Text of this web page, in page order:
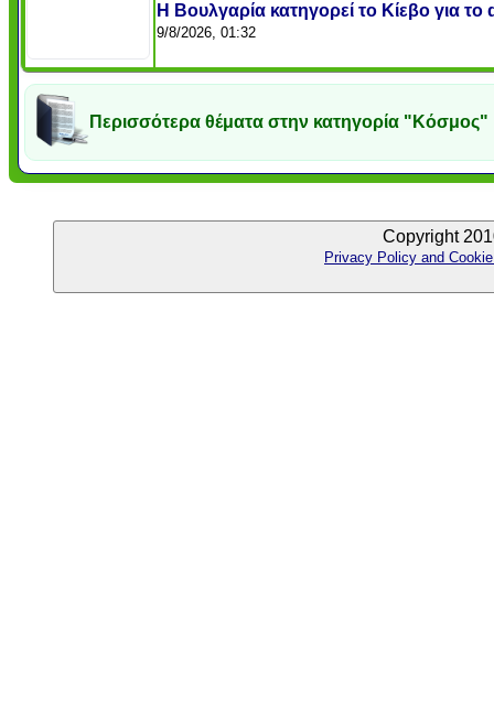
Η Βουλγαρία κατηγορεί το Κίεβο για
9/8/2026, 01:32
Περισσότερα θέματα στην κατηγορία "Κόσμος"
Copyright
Privacy Policy and